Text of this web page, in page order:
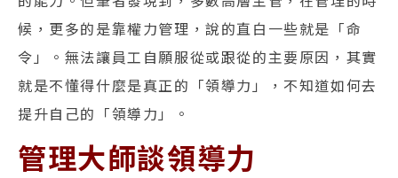
候，更多的是靠權力管理，說的直白一些就是「命
令」。無法讓員工自願服從或跟從的主要原因，其實
就是不懂得什麼是真正的「領導力」，不知道如何去
提升自己的「領導力」。
管理大師談領導力